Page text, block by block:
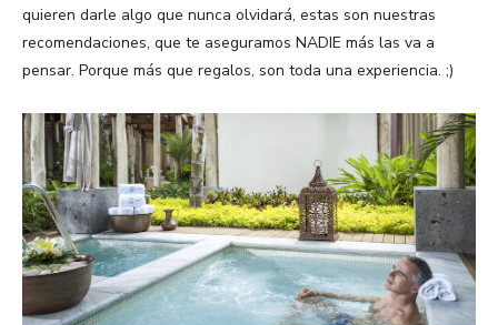
quieren darle algo que nunca olvidará, estas son nuestras
recomendaciones, que te aseguramos NADIE más las va a
pensar. Porque más que regalos, son toda una experiencia. ;)